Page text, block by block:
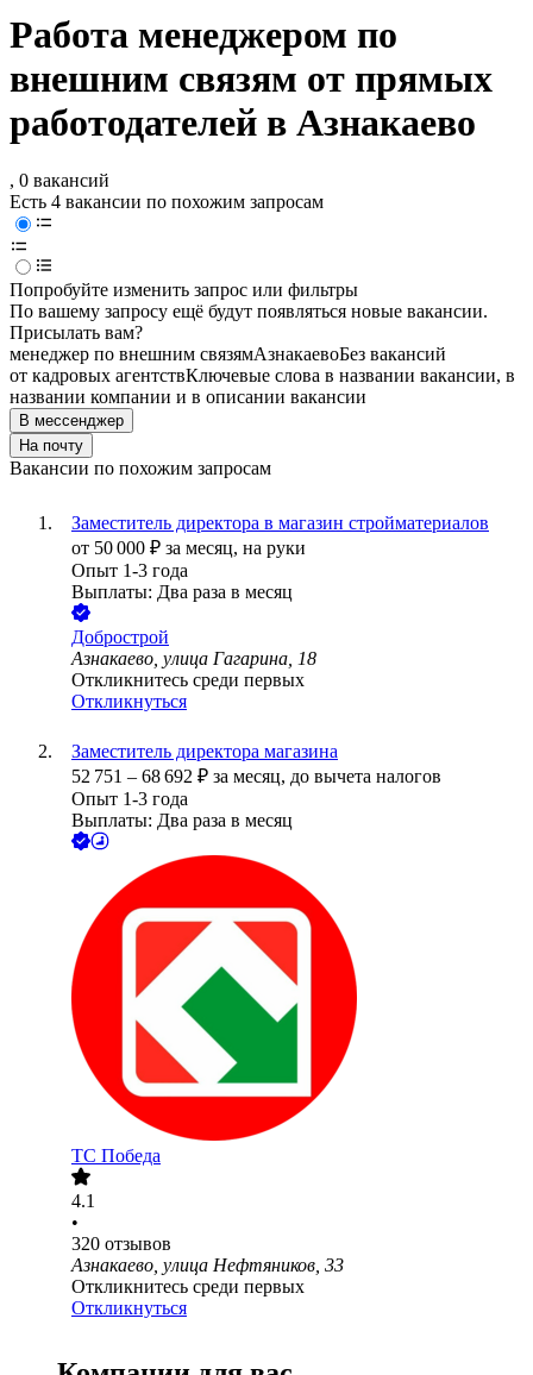
Работа менеджером по
внешним связям от прямых
работодателей в Азнакаево
, 0 вакансий
Есть 4 вакансии по похожим запросам
Попробуйте изменить запрос или фильтры
По вашему запросу ещё будут появляться новые вакансии.
Присылать вам?
менеджер по внешним связямАзнакаевоБез вакансий
от кадровых агентствКлючевые слова в названии вакансии, в
названии компании и в описании вакансии
В мессенджер
На почту
Вакансии по похожим запросам
Заместитель директора в магазин стройматериалов
от 50 000 ₽ за месяц, на руки
Опыт 1-3 года
Выплаты: Два раза в месяц
Добрострой
Азнакаево, улица Гагарина, 18
Откликнитесь среди первых
Откликнуться
Заместитель директора магазина
52 751 – 68 692 ₽ за месяц, до вычета налогов
Опыт 1-3 года
Выплаты: Два раза в месяц
ТС Победа
4.1
•
320 отзывов
Азнакаево, улица Нефтяников, 33
Откликнитесь среди первых
Откликнуться